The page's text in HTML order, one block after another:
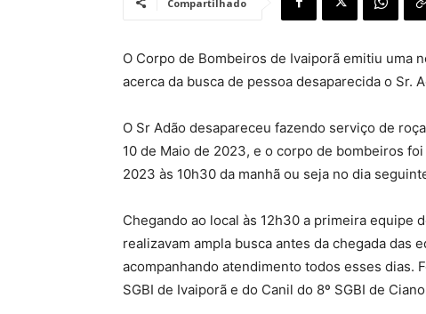
Compartilhado
O Corpo de Bombeiros de Ivaiporã emitiu uma
acerca da busca de pessoa desaparecida o Sr.
O Sr Adão desapareceu fazendo serviço de
10 de Maio de 2023, e o corpo de bombeiros
2023 às 10h30 da manhã ou seja no dia
Chegando ao local às 12h30 a primeira equipe
realizavam ampla busca antes da chegada das
acompanhando atendimento todos esses dias.
SGBI de Ivaiporã e do Canil do 8º SGBI de